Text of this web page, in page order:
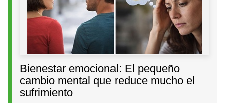
Bienestar emocional: El pequeño
cambio mental que reduce mucho el
sufrimiento